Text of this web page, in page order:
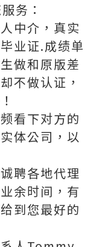
务：
中介，真实
业证.成绩单
做和原版差
不做认证，
看下对方的
体公司，以
聘各地代理
余时间，有
到您最好的